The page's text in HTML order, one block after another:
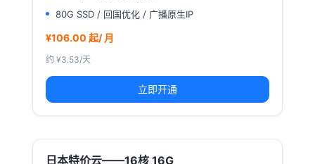
80G SSD / 回国优化 / 广播原生IP
¥106.00 起/ 月
约 ¥3.53/天
立即开通
日本特价云——16核 16G